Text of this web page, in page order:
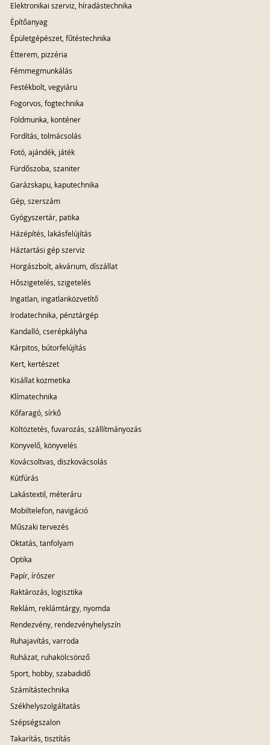
Elektronikai szerviz, híradástechnika
Építőanyag
Épületgépészet, fűtéstechnika
Étterem, pizzéria
Fémmegmunkálás
Festékbolt, vegyiáru
Fogorvos, fogtechnika
Földmunka, konténer
Fordítás, tolmácsolás
Fotó, ajándék, játék
Fürdőszoba, szaniter
Garázskapu, kaputechnika
Gép, szerszám
Gyógyszertár, patika
Házépítés, lakásfelújítás
Háztartási gép szerviz
Horgászbolt, akvárium, díszállat
Hőszigetelés, szigetelés
Ingatlan, ingatlanközvetítő
Irodatechnika, pénztárgép
Kandalló, cserépkályha
Kárpitos, bútorfelújítás
Kert, kertészet
Kisállat kozmetika
Klímatechnika
Kőfaragó, sírkő
Költöztetés, fuvarozás, szállítmányozás
Könyvelő, könyvelés
Kovácsoltvas, diszkovácsolás
Kútfúrás
Lakástextil, méteráru
Mobiltelefon, navigáció
Műszaki tervezés
Oktatás, tanfolyam
Optika
Papír, írószer
Raktározás, logisztika
Reklám, reklámtárgy, nyomda
Rendezvény, rendezvényhelyszín
Ruhajavítás, varroda
Ruházat, ruhakölcsönző
Sport, hobby, szabadidő
Számítástechnika
Székhelyszolgáltatás
Szépségszalon
Takarítás, tisztítás